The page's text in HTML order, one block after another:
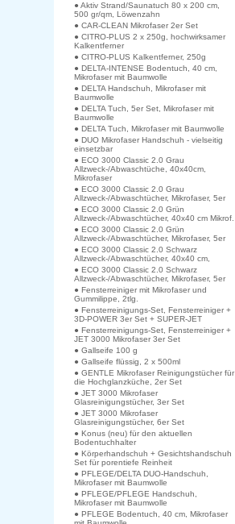
● Aktiv Strand/Saunatuch 80 x 200 cm,
500 gr/qm, Löwenzahn
● CAR-CLEAN Mikrofaser 2er Set
● CITRO-PLUS 2 x 250g, hochwirksamer
Kalkentferner
● CITRO-PLUS Kalkentferner, 250g
● DELTA-INTENSE Bodentuch, 40 cm,
Mikrofaser mit Baumwolle
● DELTA Handschuh, Mikrofaser mit
Baumwolle
● DELTA Tuch, 5er Set, Mikrofaser mit
Baumwolle
● DELTA Tuch, Mikrofaser mit Baumwolle
● DUO Mikrofaser Handschuh - vielseitig
einsetzbar
● ECO 3000 Classic 2.0 Grau
Allzweck-/Abwaschtüche, 40x40cm,
Mikrofaser
● ECO 3000 Classic 2.0 Grau
Allzweck-/Abwaschtücher, Mikrofaser, 5er
● ECO 3000 Classic 2.0 Grün
Allzweck-/Abwaschtücher, 40x40 cm Mikrof.
● ECO 3000 Classic 2.0 Grün
Allzweck-/Abwaschtücher, Mikrofaser, 5er
● ECO 3000 Classic 2.0 Schwarz
Allzweck-/Abwaschtücher, 40x40 cm,
● ECO 3000 Classic 2.0 Schwarz
Allzweck-/Abwaschtücher, Mikrofaser, 5er
● Fensterreiniger mit Mikrofaser und
Gummilippe, 2tlg.
● Fensterreinigungs-Set, Fensterreiniger +
3D-POWER 3er Set + SUPER-JET
● Fensterreinigungs-Set, Fensterreiniger +
JET 3000 Mikrofaser 3er Set
● Gallseife 100 g
● Gallseife flüssig, 2 x 500ml
● GENTLE Mikrofaser Reinigungstücher für
die Hochglanzküche, 2er Set
● JET 3000 Mikrofaser
Glasreinigungstücher, 3er Set
● JET 3000 Mikrofaser
Glasreinigungstücher, 6er Set
● Konus (neu) für den aktuellen
Bodentuchhalter
● Körperhandschuh + Gesichtshandschuh
Set für porentiefe Reinheit
● PFLEGE/DELTA DUO-Handschuh,
Mikrofaser mit Baumwolle
● PFLEGE/PFLEGE Handschuh,
Mikrofaser mit Baumwolle
● PFLEGE Bodentuch, 40 cm, Mikrofaser